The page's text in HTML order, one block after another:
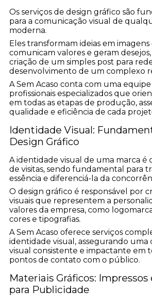
Os serviços de design gráfico são
para a comunicação visual de
moderna.
Eles transformam ideias em
comunicam valores e geram
criação de um simples post para
desenvolvimento de um complexo
A Sem Acaso conta com uma
profissionais especializados que
em todas as etapas de produção,
qualidade e eficiência de cada
Identidade Visual:
Design Gráfico
A identidade visual de uma marca é
de visitas, sendo fundamental para
essência e diferenciá-la da
O design gráfico é responsável por
visuais que representem a
valores da empresa, como
cores e tipografias.
A Sem Acaso oferece serviços
identidade visual, assegurando uma
visual consistente e impactante em
pontos de contato com o público.
Materiais Gráficos:
para Publicidade